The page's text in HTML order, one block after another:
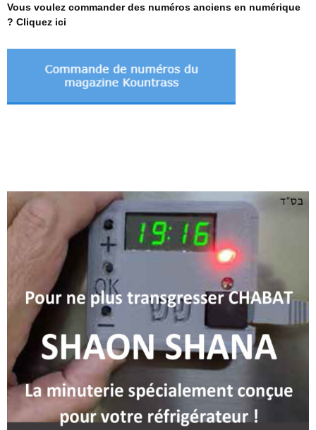
Vous voulez commander des numéros anciens en numérique
? Cliquez ici